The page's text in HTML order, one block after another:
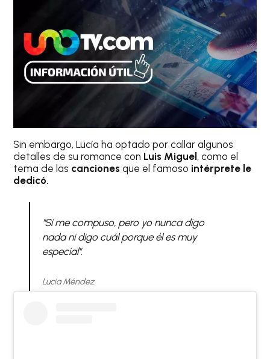
Sin embargo, Lucía ha optado por callar algunos
detalles de su romance con Luis Miguel , como el
tema de las canciones que el famoso intérprete le
dedicó.
"Sí me compuso, pero yo nunca digo
nada ni digo cuál porque él es muy
especial".
Lucía Méndez.